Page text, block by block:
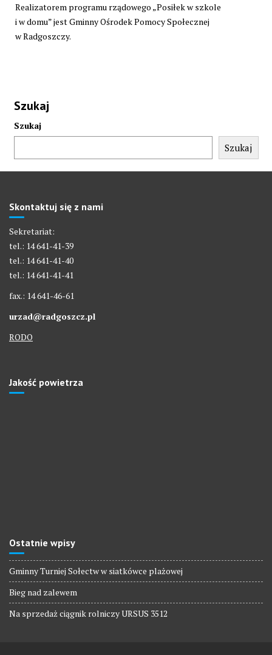
Realizatorem programu rządowego „Posiłek w szkole
i w domu” jest Gminny Ośrodek Pomocy Społecznej
w Radgoszczy.
Szukaj
Szukaj
Szukaj
Skontaktuj się z nami
Sekretariat:
tel.: 14 641-41-39
tel.: 14 641-41-40
tel.: 14 641-41-41
fax.: 14 641-46-61
urzad@radgoszcz.pl
RODO
Jakość powietrza
Ostatnie wpisy
Gminny Turniej Sołectw w siatkówce plażowej
Bieg nad zalewem
Na sprzedaż ciągnik rolniczy URSUS 3512